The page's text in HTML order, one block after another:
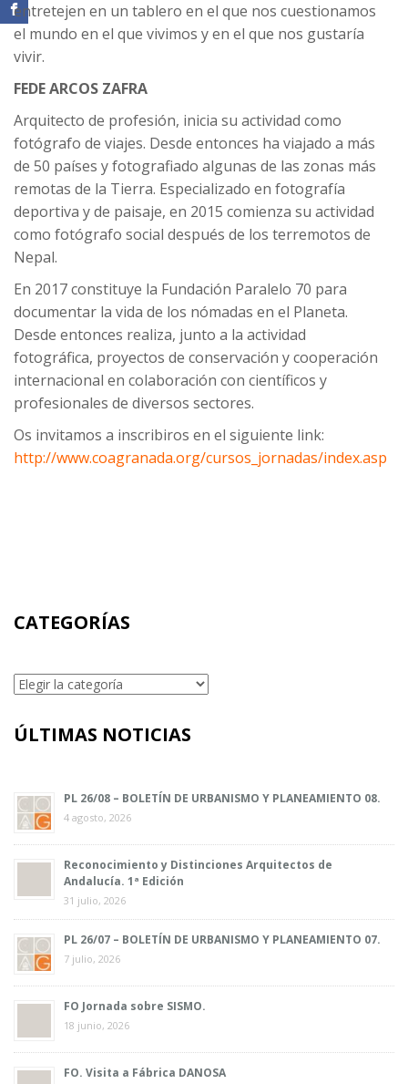
entretejen en un tablero en el que nos cuestionamos
el mundo en el que vivimos y en el que nos gustaría
vivir.
FEDE ARCOS ZAFRA
Arquitecto de profesión, inicia su actividad como
fotógrafo de viajes. Desde entonces ha viajado a más
de 50 países y fotografiado algunas de las zonas más
remotas de la Tierra. Especializado en fotografía
deportiva y de paisaje, en 2015 comienza su actividad
como fotógrafo social después de los terremotos de
Nepal.
En 2017 constituye la Fundación Paralelo 70 para
documentar la vida de los nómadas en el Planeta.
Desde entonces realiza, junto a la actividad
fotográfica, proyectos de conservación y cooperación
internacional en colaboración con científicos y
profesionales de diversos sectores.
Os invitamos a inscribiros en el siguiente link:
http://www.coagranada.org/cursos_jornadas/index.asp
CATEGORÍAS
Categorías
ÚLTIMAS NOTICIAS
PL 26/08 – BOLETÍN DE URBANISMO Y PLANEAMIENTO 08.
4 agosto, 2026
Reconocimiento y Distinciones Arquitectos de
Andalucía. 1ª Edición
31 julio, 2026
PL 26/07 – BOLETÍN DE URBANISMO Y PLANEAMIENTO 07.
7 julio, 2026
FO Jornada sobre SISMO.
18 junio, 2026
FO. Visita a Fábrica DANOSA